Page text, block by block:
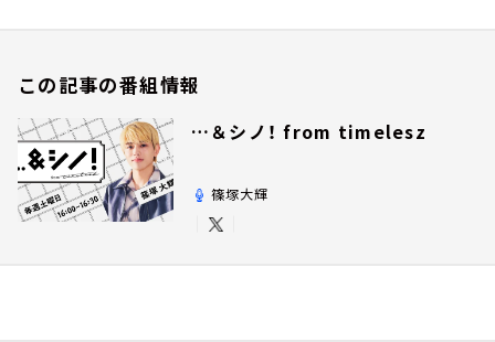
この記事の番組情報
…＆シノ！ from timelesz
篠塚大輝